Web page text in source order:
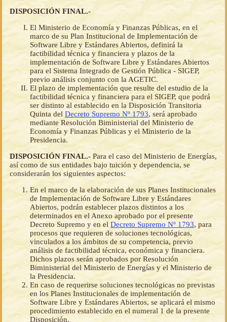
DISPOSICIÓN FINAL.-
El Ministerio de Economía y Finanzas Públicas, en el
marco de su Plan Institucional de Implementación de
Software Libre y Estándares Abiertos, definirá la
factibilidad técnica y financiera y plazos de la
implementación de Software Libre y Estándares Abiertos
para el Sistema Integrado de Gestión Pública - SIGEP,
previo análisis conjunto con la AGETIC.
El plazo de implementación que resulte del estudio de la
factibilidad técnica y financiera para el SIGEP, que podrá
ser distinto al establecido en la Disposición Transitoria
Quinta del Decreto Supremo Nº 1793, será aprobado
mediante Resolución Biministerial del Ministerio de
Economía y Finanzas Públicas y el Ministerio de la
Presidencia.
DISPOSICIÓN FINAL.- Para el caso del Ministerio de Energías,
así como de sus entidades bajo tuición y dependencia, se
considerarán los siguientes aspectos:
En el marco de la elaboración de sus Planes Institucionales
de Implementación de Software Libre y Estándares
Abiertos, podrán establecer plazos distintos a los
determinados en el Anexo aprobado por el presente
Decreto Supremo y en el Decreto Supremo Nº 1793, para
procesos que requieren de soluciones tecnológicas,
vinculados a los ámbitos de su competencia, previo
análisis de factibilidad técnica, económica y financiera.
Dichos plazos serán aprobados por Resolución
Biministerial del Ministerio de Energías y el Ministerio de
la Presidencia.
En caso de requerirse soluciones tecnológicas no previstas
en los Planes Institucionales de implementación de
Software Libre y Estándares Abiertos, se aplicará el mismo
procedimiento establecido en el numeral 1 de la presente
Disposición.